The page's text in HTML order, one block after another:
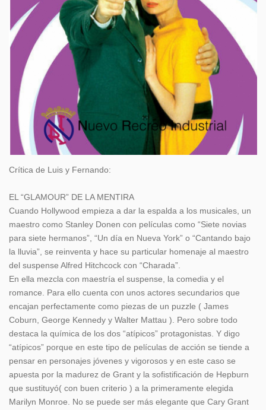
Crítica de Luis y Fernando:
EL “GLAMOUR” DE LA MENTIRA
Cuando Hollywood empieza a dar la espalda a los musicales, un
maestro como Stanley Donen con películas como “Siete novias
para siete hermanos”, “Un día en Nueva York” o “Cantando bajo
la lluvia”, se reinventa y hace su particular homenaje al maestro
del suspense Alfred Hitchcock con “Charada”.
En ella mezcla con maestría el suspense, la comedia y el
romance. Para ello cuenta con unos actores secundarios que
encajan perfectamente como piezas de un puzzle ( James
Coburn, George Kennedy y Walter Mattau ). Pero sobre todo
destaca la química de los dos “atípicos” protagonistas. Y digo
“atípicos” porque en este tipo de películas de acción se tiende a
pensar en personajes jóvenes y vigorosos y en este caso se
apuesta por la madurez de Grant y la sofistificación de Hepburn
que sustituyó( con buen criterio ) a la primeramente elegida
Marilyn Monroe. No se puede ser más elegante que Cary Grant